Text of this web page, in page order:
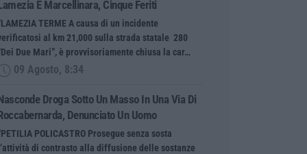
E Marcellinara, Cinque Feriti
TERME A causa di un incidente
al km 21,000 sulla strada statale 280
Due Mari”, è provvisoriamente chiusa la car…
09 Agosto, 8:34
Droga Sotto Un Masso In Una Via Di
Denunciato Un Uomo
POLICASTRO Prosegue senza sosta
di contrasto alla diffusione delle sostanze